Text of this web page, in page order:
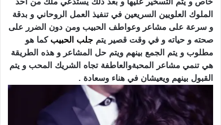
الملوك العلويين السريعين في تنفيذ العمل الروحاني و بدقة
و سرعة على مشاعر وعواطف الحبيب ومن دون الضرر على
صحته و حياته و في وقت قصير يتم جلب الحبيب كما هو
مطلوب و يتم الجمع بينهم ويتم حل المشاعر و هذه الطريقة
هي تنمي مشاعر المحبةوالعاطفة تجاه الشريك المحب و يتم
القبول بينهم ويعيشان في هناء وسعادة .